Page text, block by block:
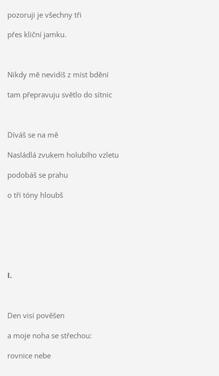
pozoruji je všechny tři
přes kliční jamku.
Nikdy mě nevidíš z míst bdění
tam přepravuju světlo do sítnic
Díváš se na mě
Nasládlá zvukem holubího vzletu
podobáš se prahu
o tři tóny hloubš
I.
Den visí pověšen
a moje noha se střechou:
rovnice nebe